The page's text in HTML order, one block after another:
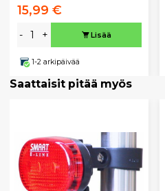
15,99 €
- + Lisää
1-2 arkipäivää
Saattaisit pitää myös